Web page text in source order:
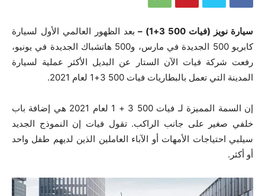
سيارة نويز (فيات 500 3+1) –
بعد الظهور العالمي الأول لسيارة
كابريو 500 الجديدة في مارس، و500 هاتشباك الجديدة في يونيو،
رفعت شركة فيات الآن الستار عن البديل الأكثر عملية لسيارة
المدينة التي تعمل بالبطاريات فيات 500 3+1 لعام 2021.
إن السمة المميزة لـ فيات 500 3 + 1 لعام 2021 هي إضافة باب
خلفي صغير على جانب الراكب. تقول فيات إن النموذج الجديد
سيلبي احتياجات الأمهات أو الآباء العاملين الذين لديهم طفل واحد
أو أكثر.